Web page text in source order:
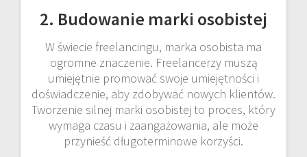
2. Budowanie marki osobistej
W świecie freelancingu, marka osobista ma
ogromne znaczenie. Freelancerzy muszą
umiejętnie promować swoje umiejętności i
doświadczenie, aby zdobywać nowych klientów.
Tworzenie silnej marki osobistej to proces, który
wymaga czasu i zaangażowania, ale może
przynieść długoterminowe korzyści.